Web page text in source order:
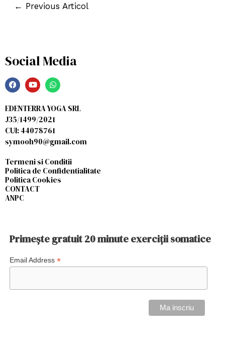
← Previous Articol
Social Media
EDENTERRA YOGA SRL
J35/1499/2021
CUI: 44078761
symooh90@gmail.com
Termeni si Conditii
Politica de Confidentialitate
Politica Cookies
CONTACT
ANPC
Primește gratuit 20 minute exerciții somatice
Email Address *